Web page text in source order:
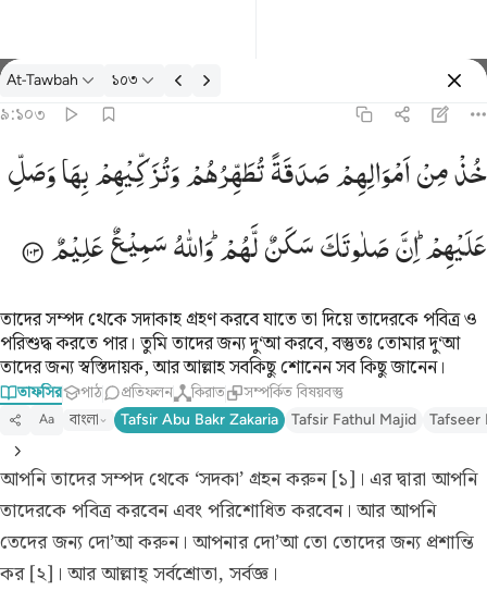
তাফসির: At-Tawbah ৯:১০৩
At-Tawbah ১০৩
৯:১০৩
بها وصل عليهم ان صلاتك سكن لهم والله سميع عليم ١٠٣
بِهَا وَصَلِّ عَلَيْهِمْ ۖ إِنَّ صَلَوٰتَكَ سَكَنٌۭ لَّهُمْ ۗ وَٱللَّهُ سَمِيعٌ عَلِيمٌ ١٠٣
خُذْمِنْاَمْوَالِهِمْصَدَقَةًتُطَهِّرُهُمْوَتُزَكِّیْهِمْبِهَاوَصَلِّ
عَلَیْهِمْ ؕاِنَّصَلٰوتَكَسَكَنٌلَّهُمْ ؕوَاللّٰهُسَمِیْعٌعَلِیْمٌ
তাদের সম্পদ থেকে সদাকাহ গ্রহণ করবে যাতে তা দিয়ে তাদেরকে পবিত্র ও
পরিশুদ্ধ করতে পার। তুমি তাদের জন্য দু‘আ করবে, বস্তুতঃ তোমার দু‘আ
তাদের জন্য স্বস্তিদায়ক, আর আল্লাহ সবকিছু শোনেন সব কিছু জানেন।
তাফসির পাঠ প্রতিফলন কিরাত সম্পর্কিত বিষয়বস্তু
Aa বাংলা Tafsir Abu Bakr Zakaria Tafsir Fathul Majid Tafseer
আপনি তাদের সম্পদ থেকে ‘সদকা’ গ্রহন করুন [১]। এর দ্বারা আপনি
তাদেরকে পবিত্র করবেন এবং পরিশোধিত করবেন। আর আপনি
তেদের জন্য দো’আ করুন। আপনার দো’আ তো তোদের জন্য প্রশান্তি
কর [২]। আর আল্লাহ্‌ সর্বশ্রোতা, সর্বজ্ঞ।